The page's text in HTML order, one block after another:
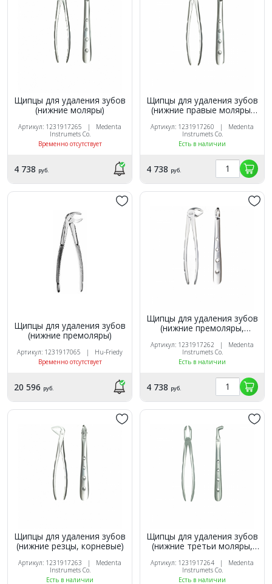
Щипцы для удаления зубов
(нижние моляры)
Артикул: 1231917265 | Medenta
Instrumets Co.
Временно отсутствует
4 738 руб.
Щипцы для удаления зубов
(нижние правые моляры,
Артикул: 1231917260 | Medenta
Instrumets Co.
Есть в наличии
4 738 руб.
Щипцы для удаления зубов
(нижние премоляры)
Артикул: 1231917065 | Hu-Friedy
Временно отсутствует
20 596 руб.
Щипцы для удаления зубов
(нижние премоляры,
Артикул: 1231917262 | Medenta
Instrumets Co.
Есть в наличии
4 738 руб.
Щипцы для удаления зубов
(нижние резцы, корневые)
Артикул: 1231917263 | Medenta
Instrumets Co.
Есть в наличии
Щипцы для удаления зубов
(нижние третьи моляры,
Артикул: 1231917264 | Medenta
Instrumets Co.
Есть в наличии